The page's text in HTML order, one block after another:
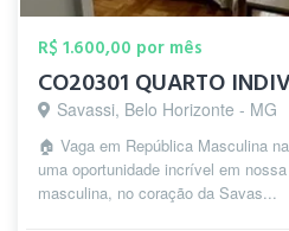
R$ 1.600,00 por mês
Savassi, Belo Horizonte - MG
🏠 Vaga em República Masculina
uma oportunidade incrível em
masculina, no coração da Savas...